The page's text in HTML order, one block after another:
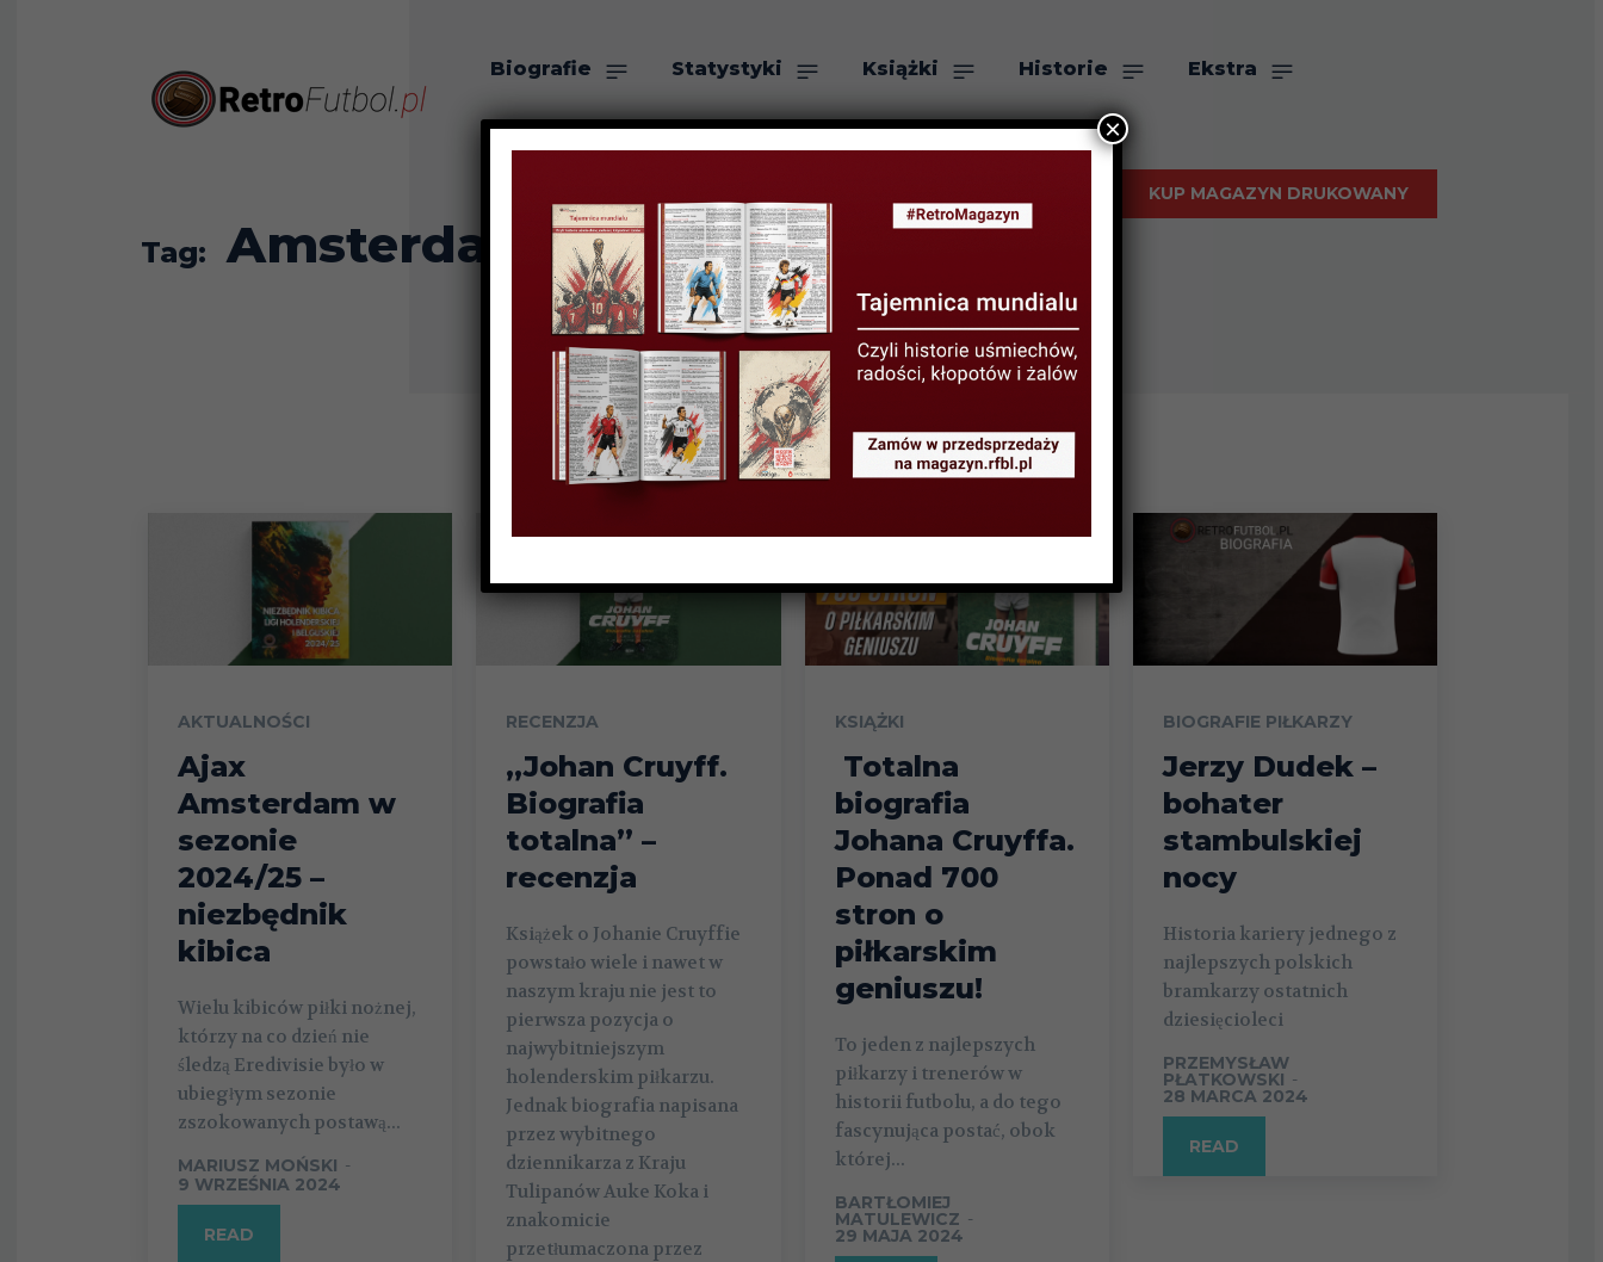
Biografie Statystyki Książki Historie Ekstra
O nas
KUP MAGAZYN DRUKOWANY
Tag: Amsterdam
AKTUALNOŚCI
Ajax
Amsterdam w
sezonie
2024/25 –
niezbędnik
kibica
Wielu kibiców piłki nożnej,
którzy na co dzień nie
śledzą Eredivisie było w
ubiegłym sezonie
zszokowanych postawą...
MARIUSZ MOŃSKI -
9 WRZEŚNIA 2024
READ
RECENZJA
„Johan Cruyff.
Biografia
totalna” –
recenzja
Książek o Johanie Cruyffie
powstało wiele i nawet w
naszym kraju nie jest to
pierwsza pozycja o
najwybitniejszym
holenderskim piłkarzu.
Jednak biografia napisana
przez wybitnego
dziennikarza z Kraju
Tulipanów Auke Koka i
znakomicie
przetłumaczona przez
KSIĄŻKI
Totalna
biografia
Johana Cruyffa.
Ponad 700
stron o
piłkarskim
geniuszu!
To jeden z najlepszych
piłkarzy i trenerów w
historii futbolu, a do tego
fascynująca postać, obok
której...
BARTŁOMIEJ
MATULEWICZ -
29 MAJA 2024
BIOGRAFIE PIŁKARZY
Jerzy Dudek –
bohater
stambulskiej
nocy
Historia kariery jednego z
najlepszych polskich
bramkarzy ostatnich
dziesięcioleci
PRZEMYSŁAW
PŁATKOWSKI -
28 MARCA 2024
READ
×